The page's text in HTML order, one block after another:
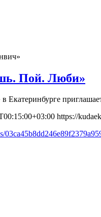
Пой. Люби»
в Екатеринбурге
https://